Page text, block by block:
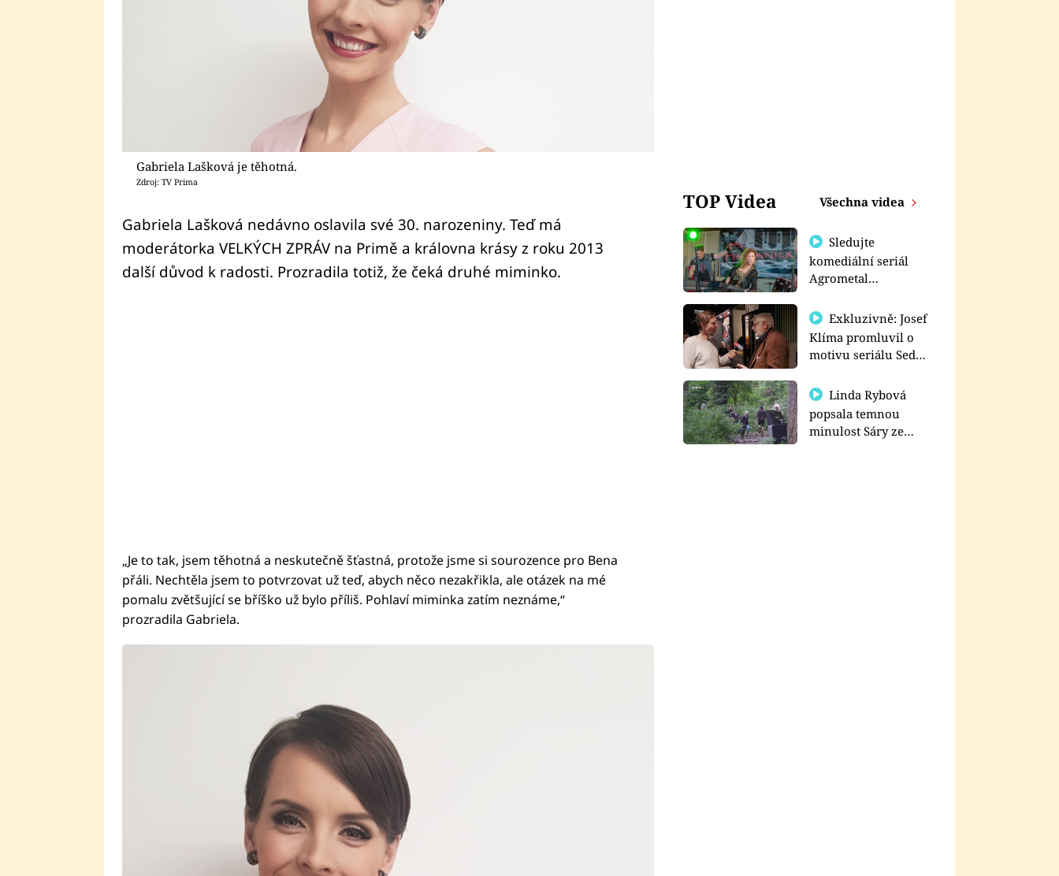
Gabriela Lašková je těhotná.
Zdroj: TV Prima
Gabriela Lašková nedávno oslavila své 30. narozeniny. Teď má
moderátorka VELKÝCH ZPRÁV na Primě a královna krásy z roku 2013
další důvod k radosti. Prozradila totiž, že čeká druhé miminko.
„Je to tak, jsem těhotná a neskutečně šťastná, protože jsme si sourozence pro Bena
přáli. Nechtěla jsem to potvrzovat už teď, abych něco nezakřikla, ale otázek na mé
pomalu zvětšující se bříško už bylo příliš. Pohlaví miminka zatím neznáme,“
prozradila Gabriela.
TOP Videa Všechna videa
Sledujte
komediální seriál
Agrometal
prima+
Exkluzivně: Josef
Klíma promluvil o
motivu seriálu Sedm
Linda Rybová
popsala temnou
minulost Sáry ze